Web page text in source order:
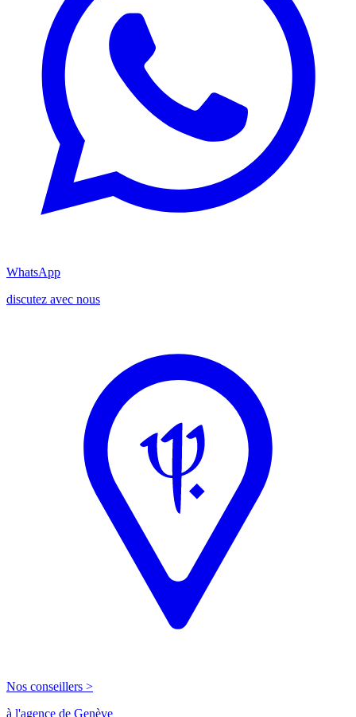
WhatsApp
discutez avec nous
Nos conseillers >
à l'agence de Genève